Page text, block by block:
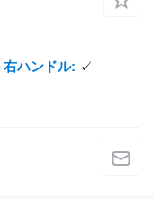
右ハンドル ✓